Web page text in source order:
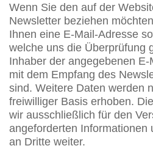
Wenn Sie den auf der
Newsletter beziehen
Ihnen eine E-Mail-Adresse
welche uns die Überprüfung
Inhaber der angegebenen
mit dem Empfang des
sind. Weitere Daten werden
freiwilliger Basis erhoben.
wir ausschließlich für den
angeforderten Informationen
an Dritte weiter.